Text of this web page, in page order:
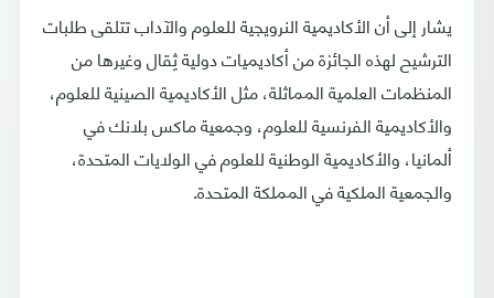
يشار إلى أن الأكاديمية النرويجية للعلوم والآداب تتلقى طلبات
الترشيح لهذه الجائزة من أكاديميات دولية ثِقال وغيرها من
المنظمات العلمية المماثلة، مثل الأكاديمية الصينية للعلوم،
والأكاديمية الفرنسية للعلوم، وجمعية ماكس بلانك في
ألمانيا، والأكاديمية الوطنية للعلوم في الولايات المتحدة،
والجمعية الملكية في المملكة المتحدة.